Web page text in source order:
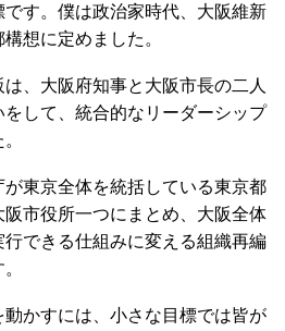
す。僕は政治家時代、大阪維新
想に定めました。
、大阪府知事と大阪市長の二人
して、統合的なリーダーシップ
東京全体を統括している東京都
市役所一つにまとめ、大阪全体
できる仕組みに変える組織再編
かすには、小さな目標では皆が